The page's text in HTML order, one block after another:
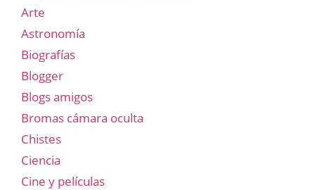
Arte
Astronomía
Biografías
Blogger
Blogs amigos
Bromas cámara oculta
Chistes
Ciencia
Cine y películas